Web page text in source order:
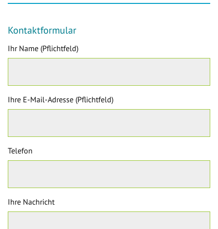
Kontaktformular
Ihr Name (Pflichtfeld)
Ihre E-Mail-Adresse (Pflichtfeld)
Telefon
Ihre Nachricht